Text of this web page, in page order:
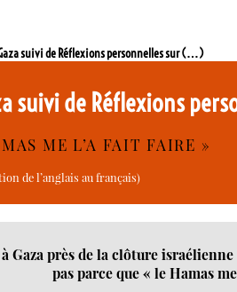
suivi de Réflexions personnelles sur (…)
suivi de Réflexions
ME L’A FAIT FAIRE »
de l’anglais au français)
Gaza près de la clôture israélienne
pas parce que « le Hamas